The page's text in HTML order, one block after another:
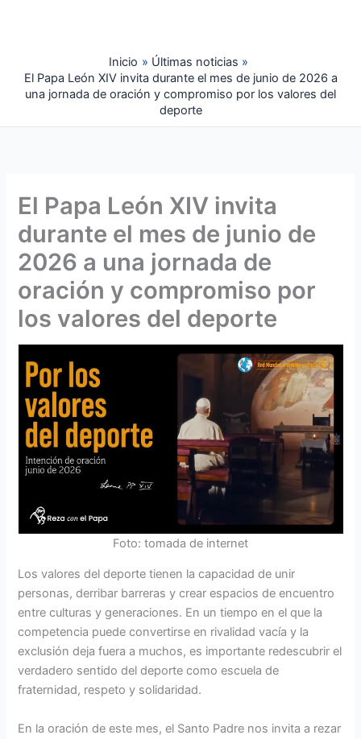
Inicio
Últimas noticias
El Papa León XIV invita durante el mes de junio de 2026 a
una jornada de oración y compromiso por los valores del
deporte
El Papa León XIV invita
durante el mes de junio de
2026 a una jornada de
oración y compromiso por
los valores del deporte
Foto: tomada de internet
Los valores del deporte tienen la capacidad de unir
personas, derribar barreras y crear espacios de encuentro
entre culturas y generaciones. En un tiempo en el que la
competencia puede convertirse en rivalidad vacía y la
exclusión deja fuera a muchos, es importante redescubrir el
verdadero sentido del deporte como escuela de
fraternidad, respeto y solidaridad.
En la oración de este mes, el Santo Padre nos invita a rezar